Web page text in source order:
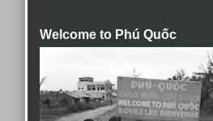
Welcome to Phú Quốc